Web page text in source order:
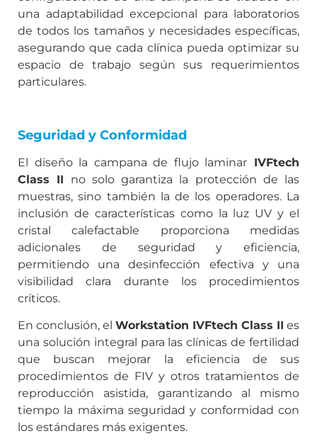
una adaptabilidad excepcional para laboratorios
de todos los tamaños y necesidades específicas,
asegurando que cada clínica pueda optimizar su
espacio de trabajo según sus requerimientos
particulares.
Seguridad y Conformidad
El diseño la campana de flujo laminar IVFtech
Class II no solo garantiza la protección de las
muestras, sino también la de los operadores. La
inclusión de características como la luz UV y el
cristal calefactable proporciona medidas
adicionales de seguridad y eficiencia,
permitiendo una desinfección efectiva y una
visibilidad clara durante los procedimientos
críticos.
En conclusión, el Workstation IVFtech Class II es
una solución integral para las clínicas de fertilidad
que buscan mejorar la eficiencia de sus
procedimientos de FIV y otros tratamientos de
reproducción asistida, garantizando al mismo
tiempo la máxima seguridad y conformidad con
los estándares más exigentes.